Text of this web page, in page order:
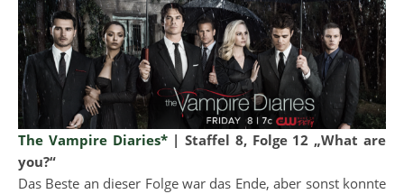
The Vampire Diaries*| Staffel 8, Folge 12 „What are
you?“
Das Beste an dieser Folge war das Ende, aber sonst konnte